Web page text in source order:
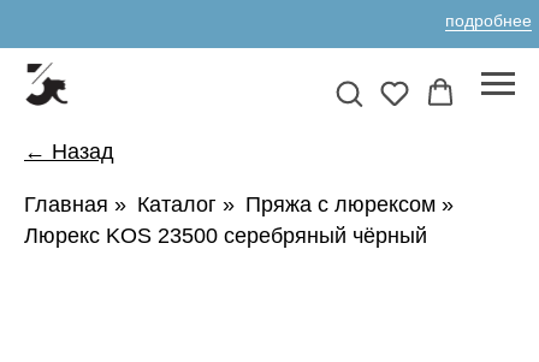
подробнее
← Назад
Главная » Каталог » Пряжа с люрексом »
Люрекс KOS 23500 серебряный чёрный